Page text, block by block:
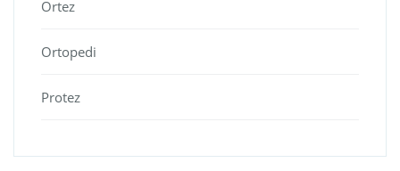
Ortez
Ortopedi
Protez